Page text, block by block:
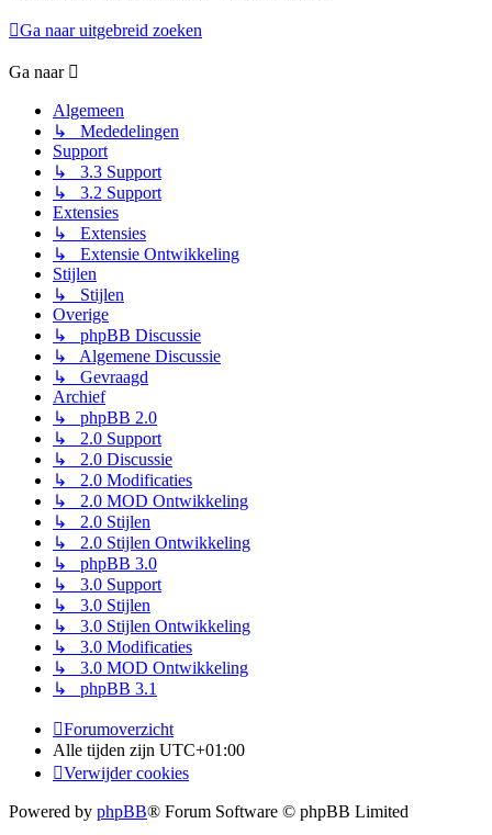
Ga naar uitgebreid zoeken
Ga naar
Algemeen
↳ Mededelingen
Support
↳ 3.3 Support
↳ 3.2 Support
Extensies
↳ Extensies
↳ Extensie Ontwikkeling
Stijlen
↳ Stijlen
Overige
↳ phpBB Discussie
↳ Algemene Discussie
↳ Gevraagd
Archief
↳ phpBB 2.0
↳ 2.0 Support
↳ 2.0 Discussie
↳ 2.0 Modificaties
↳ 2.0 MOD Ontwikkeling
↳ 2.0 Stijlen
↳ 2.0 Stijlen Ontwikkeling
↳ phpBB 3.0
↳ 3.0 Support
↳ 3.0 Stijlen
↳ 3.0 Stijlen Ontwikkeling
↳ 3.0 Modificaties
↳ 3.0 MOD Ontwikkeling
↳ phpBB 3.1
Forumoverzicht
Alle tijden zijn UTC+01:00
Verwijder cookies
Powered by phpBB® Forum Software © phpBB Limited